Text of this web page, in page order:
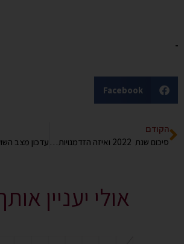
Facebook
הקודם
סיכום שנת 2022 ואיזה הזדמנויות צפויות לנו בשנת 2023 למרות אי הוודאות
אולי יעניין